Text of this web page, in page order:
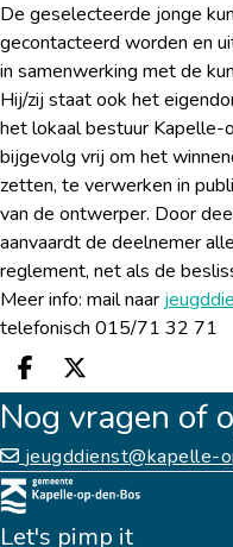
De geselecteerde jonge
gecontacteerd worden en
in samenwerking met de
Hij/zij staat ook het
het lokaal bestuur
bijgevolg vrij om het
zetten, te verwerken in
van de ontwerper. Door
aanvaardt de deelnemer
reglement, net als de
Meer info: mail naar
telefonisch 015/71 32 71
Deel opDeel op X
Nog vragen of
jeugddienst@kapelle-
Let's pimp it